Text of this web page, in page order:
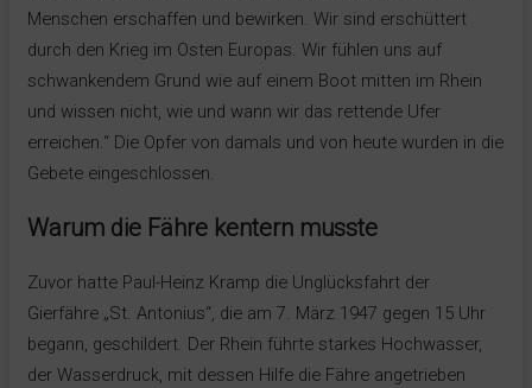
Menschen erschaffen und bewirken. Wir sind erschüttert
durch den Krieg im Osten Europas. Wir fühlen uns auf
schwankendem Grund wie auf einem Boot mitten im Rhein
und wissen nicht, wie und wann wir das rettende Ufer
erreichen.“ Die Opfer von damals und von heute wurden in die
Gebete eingeschlossen.
Warum die Fähre kentern musste
Zuvor hatte Paul-Heinz Kramp die Unglücksfahrt der
Gierfähre „St. Antonius“, die am 7. März 1947 gegen 15 Uhr
begann, geschildert. Der Rhein führte starkes Hochwasser,
der Wasserdruck, mit dessen Hilfe die Fähre angetrieben